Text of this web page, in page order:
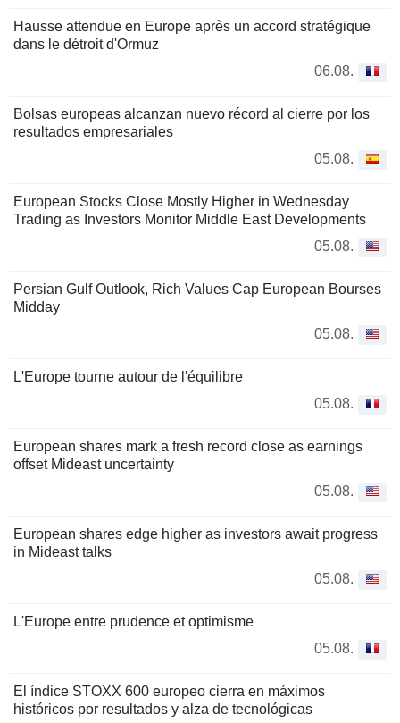
Hausse attendue en Europe après un accord stratégique
dans le détroit d'Ormuz
06.08.
Bolsas europeas alcanzan nuevo récord al cierre por los
resultados empresariales
05.08.
European Stocks Close Mostly Higher in Wednesday
Trading as Investors Monitor Middle East Developments
05.08.
Persian Gulf Outlook, Rich Values Cap European Bourses
Midday
05.08.
L'Europe tourne autour de l'équilibre
05.08.
European shares mark a fresh record close as earnings
offset Mideast uncertainty
05.08.
European shares edge higher as investors await progress
in Mideast talks
05.08.
L'Europe entre prudence et optimisme
05.08.
El índice STOXX 600 europeo cierra en máximos
históricos por resultados y alza de tecnológicas